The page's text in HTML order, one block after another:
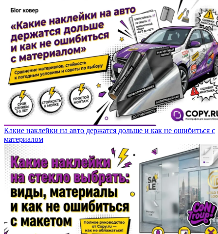
Какие наклейки на авто держатся дольше и как не ошибиться с
материалом